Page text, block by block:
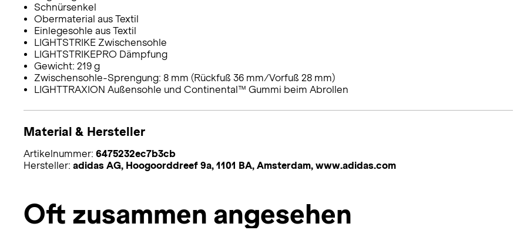
Schnürsenkel
Obermaterial aus Textil
Einlegesohle aus Textil
LIGHTSTRIKE Zwischensohle
LIGHTSTRIKEPRO Dämpfung
Gewicht: 219 g
Zwischensohle-Sprengung: 8 mm (Rückfuß 36 mm/Vorfuß 28 mm)
LIGHTTRAXION Außensohle und Continental™ Gummi beim Abrollen
Material & Hersteller
Artikelnummer: 6475232ec7b3cb
Hersteller: adidas AG, Hoogoorddreef 9a, 1101 BA, Amsterdam, www.adidas.com
Oft zusammen angesehen